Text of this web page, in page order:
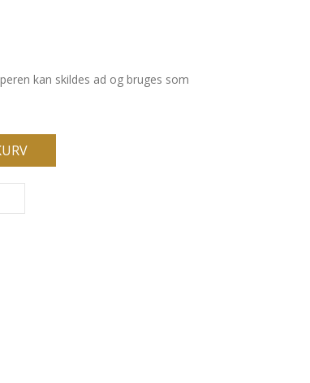
kan skildes ad og bruges som